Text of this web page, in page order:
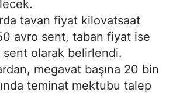
tavan fiyat kilovatsaat
avro sent, taban fiyat ise
olarak belirlendi.
megavat başına 20 bin
teminat mektubu talep